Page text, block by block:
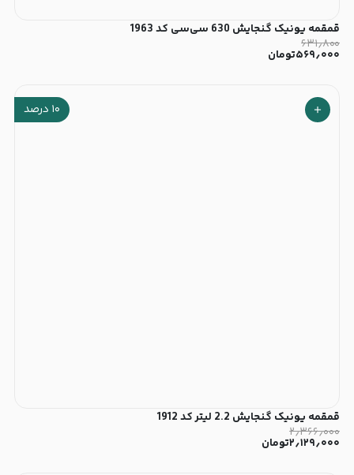
قمقمه یونیک گنجایش 630 سی‌سی کد 1963
۶۳۱٫۸۰۰
۵۶۹٫۰۰۰تومان
۱۰ درصد
قمقمه یونیک گنجایش 2.2 لیتر کد 1912
۲٫۳۶۶٫۰۰۰
۲٫۱۲۹٫۰۰۰تومان